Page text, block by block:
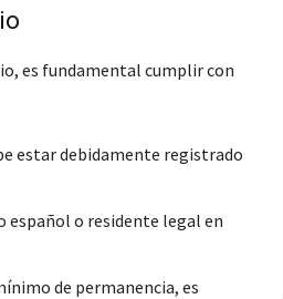
es fundamental cumplir con
estar debidamente registrado
español o residente legal en
de permanencia, es